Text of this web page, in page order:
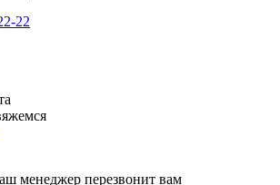
22
менеджер перезвонит вам